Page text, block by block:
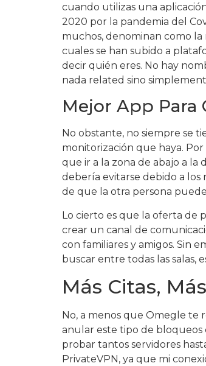
cuando utilizas una
2020 por la pandemia del
muchos, denominan como la
cuales se han subido a
decir quién eres. No hay
nada related sino
Mejor App Para
No obstante, no siempre se
monitorización que haya.
que ir a la zona de abajo a
debería evitarse debido a los
de que la otra persona
Lo cierto es que la oferta de
crear un canal de
con familiares y amigos. Sin
buscar entre todas las salas,
Más Citas,
No, a menos que Omegle te
anular este tipo de bloqueos
probar tantos servidores
PrivateVPN, ya que mi